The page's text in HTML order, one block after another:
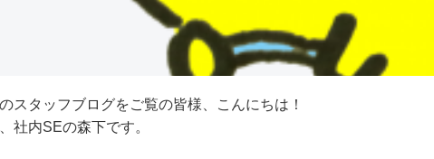
スタッフブログをご覧の皆様、こんにちは！
社内SEの森下です。